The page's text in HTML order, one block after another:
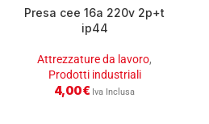
Presa cee 16a 220v 2p+t
ip44
Attrezzature da lavoro,
Prodotti industriali
4,00€ Iva Inclusa